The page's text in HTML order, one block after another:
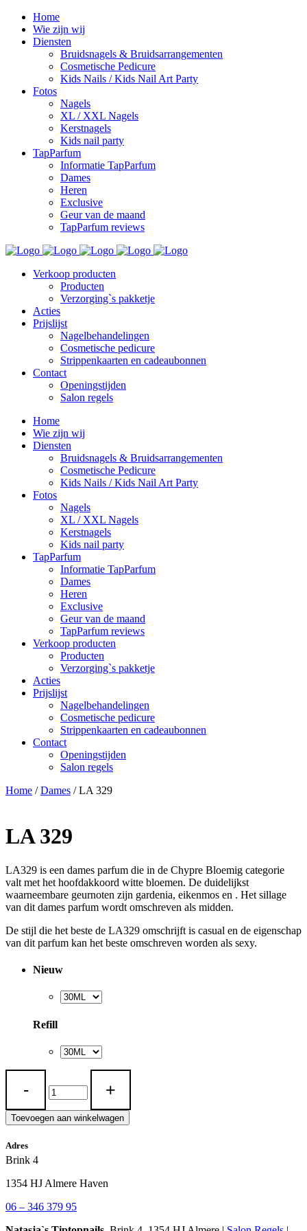
Home
Wie zijn wij
Diensten
Bruidsnagels & Bruidsarrangementen
Cosmetische Pedicure
Kids Nails / Kids Nail Art Party
Fotos
Nagels
XL / XXL Nagels
Kerstnagels
Kids nail party
TapParfum
Informatie TapParfum
Dames
Heren
Exclusive
Geur van de maand
TapParfum reviews
Verkoop producten
Producten
Verzorging`s pakketje
Acties
Prijslijst
Nagelbehandelingen
Cosmetische pedicure
Strippenkaarten en cadeaubonnen
Contact
Openingstijden
Salon regels
Home
Wie zijn wij
Diensten
Bruidsnagels & Bruidsarrangementen
Cosmetische Pedicure
Kids Nails / Kids Nail Art Party
Fotos
Nagels
XL / XXL Nagels
Kerstnagels
Kids nail party
TapParfum
Informatie TapParfum
Dames
Heren
Exclusive
Geur van de maand
TapParfum reviews
Verkoop producten
Producten
Verzorging`s pakketje
Acties
Prijslijst
Nagelbehandelingen
Cosmetische pedicure
Strippenkaarten en cadeaubonnen
Contact
Openingstijden
Salon regels
Home /Dames / LA 329
LA 329
LA329 is een dames parfum die in de Chypre Bloemig categorie
valt met het hoofdakkoord witte bloemen. De duidelijkst
waarneembare geurnoten zijn gardenia, eikenmos en . Het sillage
van dit dames parfum wordt omschreven als midden.
De stijl die het beste de LA329 omschrijft is casual en de eigenschap
van dit parfum kan het beste omschreven worden als sexy.
Nieuw
Refill
LA
Toevoegen aan winkelwagen
Adres
Brink 4
1354 HJ Almere Haven
06 – 346 379 95